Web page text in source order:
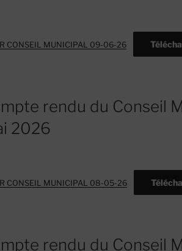
CONSEIL MUNICIPAL 09-06-26
rendu du Conseil
2026
CONSEIL MUNICIPAL 08-05-26
rendu du Conseil